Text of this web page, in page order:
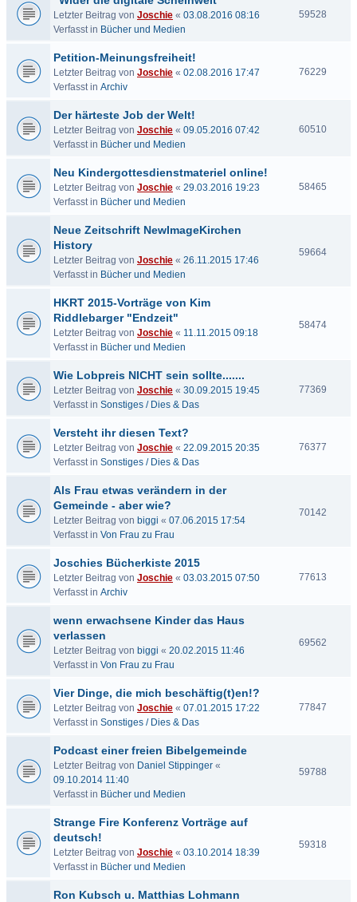
Letzter Beitrag von Joschie « 03.08.2016 08:16
Verfasst in Bücher und Medien
59528
Petition-Meinungsfreiheit!
Letzter Beitrag von Joschie « 02.08.2016 17:47
Verfasst in Archiv
76229
Der härteste Job der Welt!
Letzter Beitrag von Joschie « 09.05.2016 07:42
Verfasst in Bücher und Medien
60510
Neu Kindergottesdienstmateriel online!
Letzter Beitrag von Joschie « 29.03.2016 19:23
Verfasst in Bücher und Medien
58465
Neue Zeitschrift NewImageKirchen
History
Letzter Beitrag von Joschie « 26.11.2015 17:46
Verfasst in Bücher und Medien
59664
HKRT 2015-Vorträge von Kim
Riddlebarger "Endzeit"
Letzter Beitrag von Joschie « 11.11.2015 09:18
Verfasst in Bücher und Medien
58474
Wie Lobpreis NICHT sein sollte.......
Letzter Beitrag von Joschie « 30.09.2015 19:45
Verfasst in Sonstiges / Dies & Das
77369
Versteht ihr diesen Text?
Letzter Beitrag von Joschie « 22.09.2015 20:35
Verfasst in Sonstiges / Dies & Das
76377
Als Frau etwas verändern in der
Gemeinde - aber wie?
Letzter Beitrag von biggi « 07.06.2015 17:54
Verfasst in Von Frau zu Frau
70142
Joschies Bücherkiste 2015
Letzter Beitrag von Joschie « 03.03.2015 07:50
Verfasst in Archiv
77613
wenn erwachsene Kinder das Haus
verlassen
Letzter Beitrag von biggi « 20.02.2015 11:46
Verfasst in Von Frau zu Frau
69562
Vier Dinge, die mich beschäftig(t)en!?
Letzter Beitrag von Joschie « 07.01.2015 17:22
Verfasst in Sonstiges / Dies & Das
77847
Podcast einer freien Bibelgemeinde
Letzter Beitrag von Daniel Stippinger «
09.10.2014 11:40
Verfasst in Bücher und Medien
59788
Strange Fire Konferenz Vorträge auf
deutsch!
Letzter Beitrag von Joschie « 03.10.2014 18:39
Verfasst in Bücher und Medien
59318
Ron Kubsch u. Matthias Lohmann